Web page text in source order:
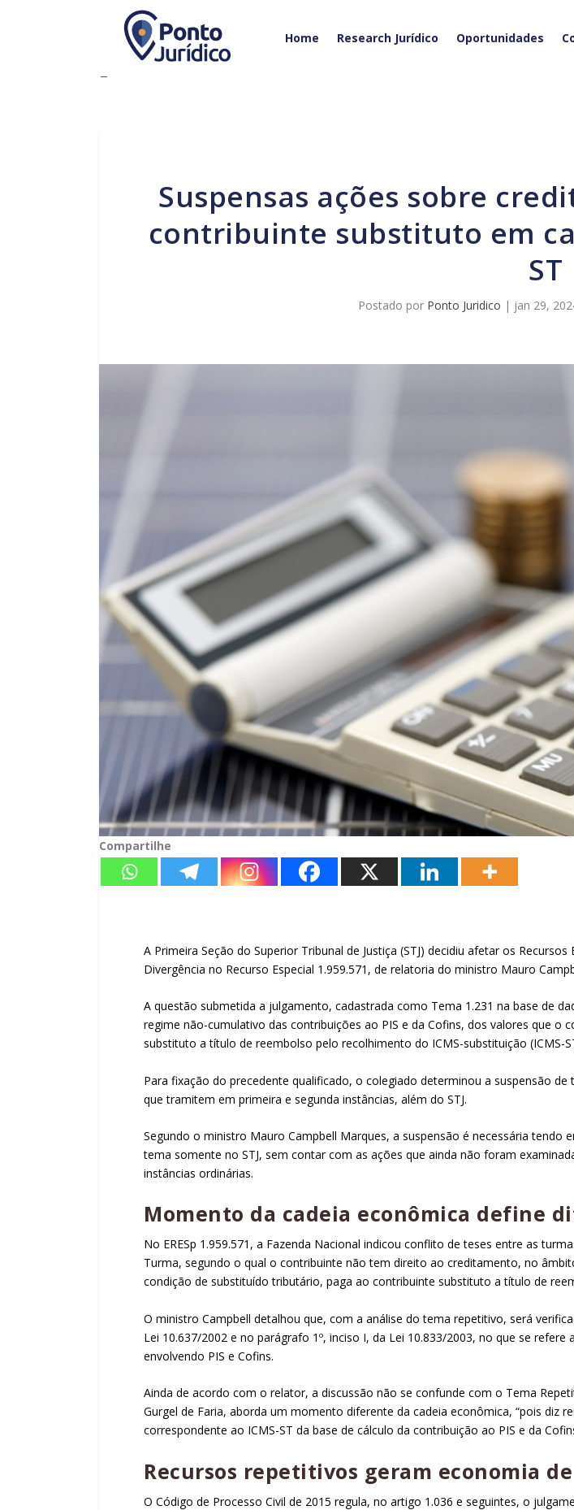
Home Research Jurídico Oportunidades
Suspensas ações sobre creditamento de PIS e Cofins a
contribuinte substituto em
ST
Postado por Ponto Juridico | jan 29,
Compartilhe
​A Primeira Seção do Superior Tribunal de Justiça (STJ) decidiu afetar os Recursos
Divergência no Recurso Especial 1.959.571, de relatoria do ministro Mauro
A questão submetida a julgamento, cadastrada como Tema 1.231 na base de
regime não-cumulativo das contribuições ao PIS e da Cofins, dos valores que
substituto a título de reembolso pelo recolhimento do ICMS-substituição (ICMS-
Para fixação do precedente qualificado, o colegiado determinou a suspensão
que tramitem em primeira e segunda instâncias, além do STJ.
Segundo o ministro Mauro Campbell Marques, a suspensão é necessária
tema somente no STJ, sem contar com as ações que ainda não foram
instâncias ordinárias.
Momento da cadeia econômica define
No ERESp 1.959.571, a Fazenda Nacional indicou conflito de teses entre as
Turma, segundo o qual o contribuinte não tem direito ao creditamento, no
condição de substituído tributário, paga ao contribuinte substituto a título de
O ministro Campbell detalhou que, com a análise do tema repetitivo, será
Lei 10.637/2002 e no parágrafo 1º, inciso I, da Lei 10.833/2003, no que se refere
envolvendo PIS e Cofins.
Ainda de acordo com o relator, a discussão não se confunde com o Tema
Gurgel de Faria, aborda um momento diferente da cadeia econômica, “pois diz
correspondente ao ICMS-ST da base de cálculo da contribuição ao PIS e da
Recursos repetitivos geram economia
O Código de Processo Civil de 2015 regula, no artigo 1.036 e seguintes, o